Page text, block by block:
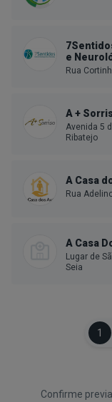
e
Rua
A +
Avenida 5
Ribatejo
A Casa
Rua
A Casa
Lugar de
Seia
1
Confirme